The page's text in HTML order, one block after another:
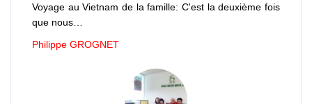
Voyage au Vietnam de la famille: C'est la deuxième fois
que nous…
Philippe GROGNET